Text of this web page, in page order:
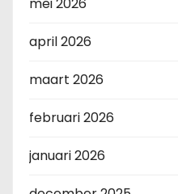
april 2026
maart 2026
februari 2026
januari 2026